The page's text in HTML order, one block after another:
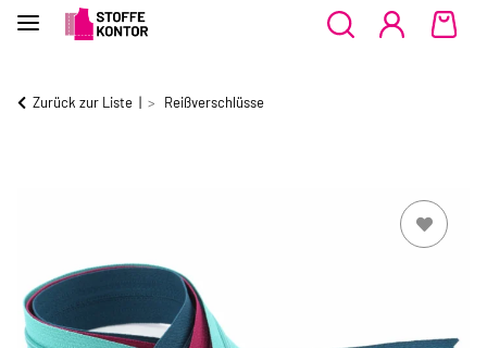
Zurück zur Liste Reißverschlüsse